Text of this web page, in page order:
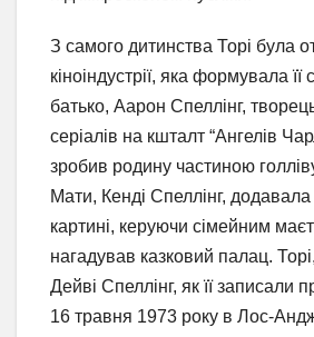
З самого дитинства Торі була
кіноіндустрії, яка формувала її
батько, Аарон Спеллінг,
серіалів на кшталт “Ангелів
зробив родину частиною
Мати, Кенді Спеллінг,
картині, керуючи сімейним
нагадував казковий палац.
Дейві Спеллінг, як її записали
16 травня 1973 року в Лос-